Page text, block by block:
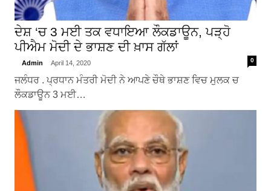
ਦੇਸ਼ ‘ਚ 3 ਮਈ ਤਕ ਵਧਾਇਆ ਲੌਕਡਾਊਨ, ਪੜ੍ਹੋ
ਪੀਐਮ ਮੋਦੀ ਦੇ ਭਾਸ਼ਣ ਦੀ ਖ਼ਾਸ ਗੱਲਾਂ
Admin April 14, 2020 0
ਜਲੰਧਰ . ਪ੍ਰਧਾਨ ਮੰਤਰੀ ਮੋਦੀ ਨੇ ਆਪਣੇ ਚੌਥੇ ਭਾਸ਼ਣ ਵਿਚ ਮੁਲਕ ਚ
ਲੌਕਡਾਊਨ 3 ਮਈ…